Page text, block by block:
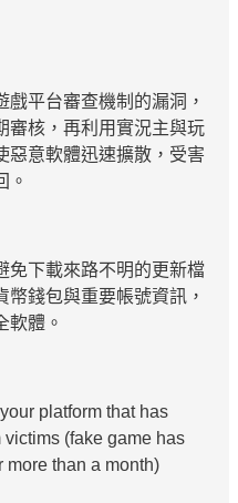
平台審查機制的漏洞，
審核，再利用實況主與玩
惡意軟體迅速擴散，受害
。
免下載來路不明的更新檔
錢包與重要帳號資訊，
軟體。
platform that has
(fake game has
more than a month)